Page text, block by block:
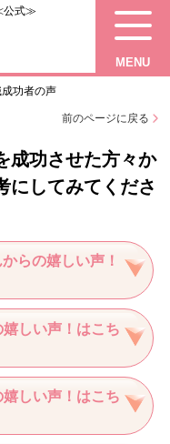
公式≫
MENU
功者の声
前のページに戻る
成功させた方々か
にしてみてくださ
らの嬉しい声！
しい声！はこち
しい声！はこち